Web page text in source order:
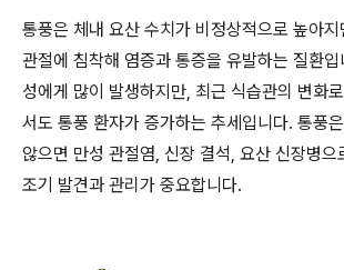
통풍은 체내 요산 수치가 비정상적으로 높아지
관절에 침착해 염증과 통증을 유발하는 질환
성에게 많이 발생하지만, 최근 식습관의 변화
서도 통풍 환자가 증가하는 추세입니다. 통풍
않으면 만성 관절염, 신장 결석, 요산 신장병으
조기 발견과 관리가 중요합니다.